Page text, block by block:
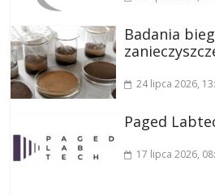
Badania
24 lipca 2026,
Paged
17 lipca 2026,